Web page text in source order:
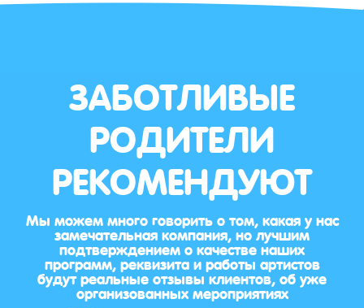
ЗАБОТЛИВЫЕ
РОДИТЕЛИ
РЕКОМЕНДУЮТ
Мы можем много говорить о том, какая у нас
замечательная компания, но лучшим
подтверждением о качестве наших
программ, реквизита и работы артистов
будут реальные отзывы клиентов, об уже
организованных мероприятиях